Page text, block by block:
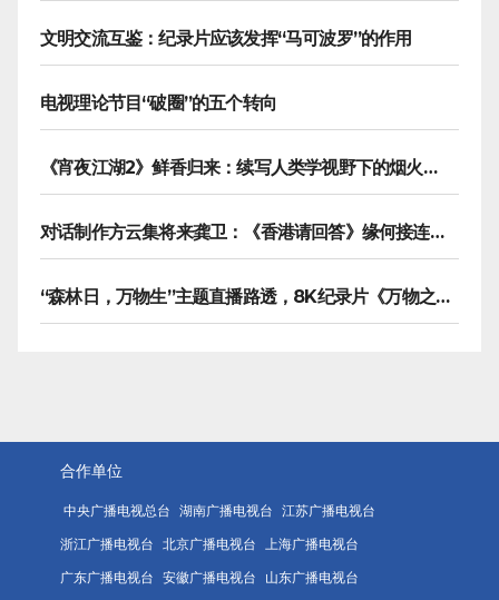
文明交流互鉴：纪录片应该发挥“马可波罗”的作用
电视理论节目“破圈”的五个转向
《宵夜江湖2》鲜香归来：续写人类学视野下的烟火漫游记
对话制作方云集将来龚卫：《香港请回答》缘何接连获国际传播大奖
“森林日，万物生”主题直播路透，8K纪录片《万物之生》今晚播出
合作单位
中央广播电视总台 湖南广播电视台 江苏广播电视台
浙江广播电视台 北京广播电视台 上海广播电视台
广东广播电视台 安徽广播电视台 山东广播电视台